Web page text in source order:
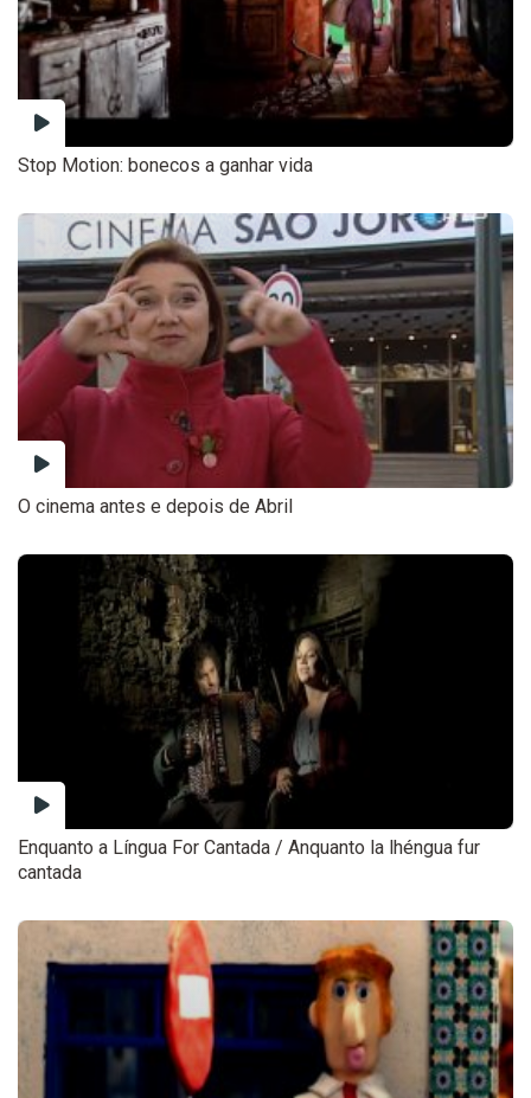
Stop Motion: bonecos a ganhar vida
O cinema antes e depois de Abril
Enquanto a Língua For Cantada / Anquanto la lhéngua fur
cantada